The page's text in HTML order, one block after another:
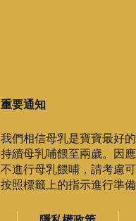
重要通知
我們相信母乳是寶寶最好
持續母乳哺餵至兩歲。因
不進行母乳餵哺，請考慮
按照標籤上的指示進行準